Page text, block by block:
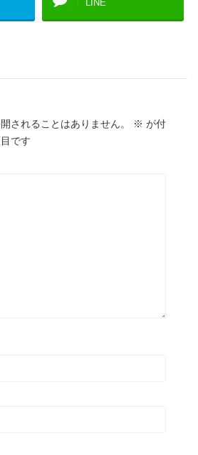
LINE
されることはありません。 ※ が付
です